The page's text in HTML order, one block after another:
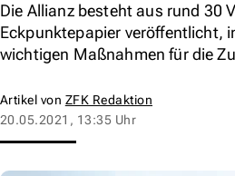
Die Allianz besteht aus rund 30
Eckpunktepapier veröffentlicht,
wichtigen Maßnahmen für die
Artikel von ZFK Redaktion
20.05.2021, 13:35 Uhr